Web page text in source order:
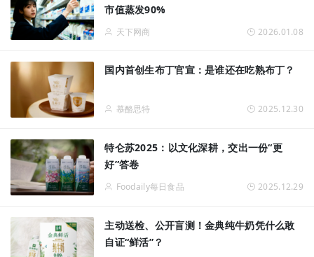
市值蒸发90%
天下网商 2026.01.08
国内首创生布丁官宣：是谁还在吃熟布丁？
慕酪思特 2025.12.30
特仑苏2025：以文化深耕，交出一份“更
好”答卷
Foodaily每日食品 2025.12.29
主动送检、公开盲测！金典纯牛奶凭什么敢
自证“鲜活”？